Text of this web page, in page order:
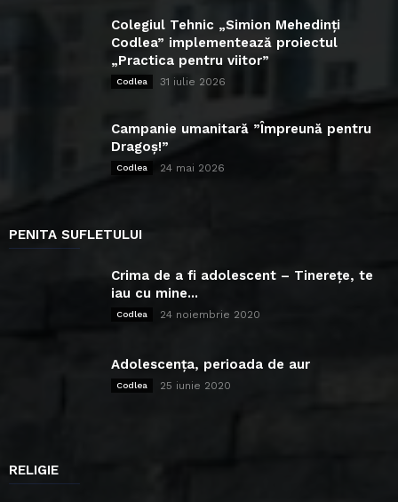
Colegiul Tehnic „Simion Mehedinți
Codlea” implementează proiectul
„Practica pentru viitor”
Codlea 31 iulie 2026
Campanie umanitară ”Împreună pentru
Dragoș!”
Codlea 24 mai 2026
PENITA SUFLETULUI
Crima de a fi adolescent – Tinerețe, te
iau cu mine...
Codlea 24 noiembrie 2020
Adolescența, perioada de aur
Codlea 25 iunie 2020
RELIGIE